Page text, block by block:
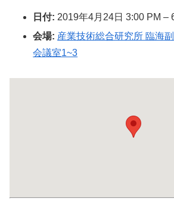
日付: 2019年4月24日 3:00 PM –
会場: 産業技術総合研究所 臨海
会議室1~3